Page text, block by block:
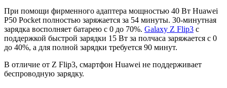
При помощи фирменного адаптера мощностью 40 Вт Huawei
P50 Pocket полностью заряжается за 54 минуты. 30-минутная
зарядка восполняет батарею с 0 до 70%. Galaxy Z Flip3 с
поддержкой быстрой зарядки 15 Вт за полчаса заряжается с 0
до 40%, а для полной зарядки требуется 90 минут.
В отличие от Z Flip3, смартфон Huawei не поддерживает
беспроводную зарядку.